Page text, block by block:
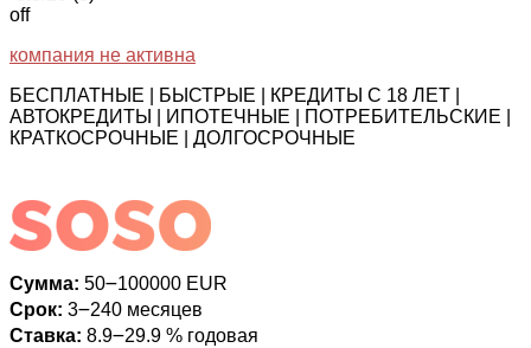
off
компания не активна
БЕСПЛАТНЫЕ | БЫСТРЫЕ | КРЕДИТЫ С 18 ЛЕТ |
АВТОКРЕДИТЫ | ИПОТЕЧНЫЕ | ПОТРЕБИТЕЛЬСКИЕ |
КРАТКОСРОЧНЫЕ | ДОЛГОСРОЧНЫЕ
Сумма: 50౼100000 EUR
Срок: 3౼240 месяцев
Ставка: 8.9౼29.9 % годовая